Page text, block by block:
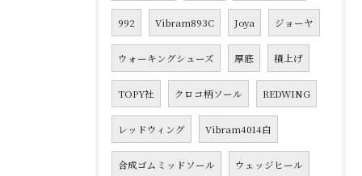
992 Vibram893C Joya ジョーヤ
ウォーキングシューズ 厚底 積上げ
TOPY社 クロコ柄ソール REDWING
レッドウィング Vibram4014白
合成ゴムミッドソール ウェッジヒール